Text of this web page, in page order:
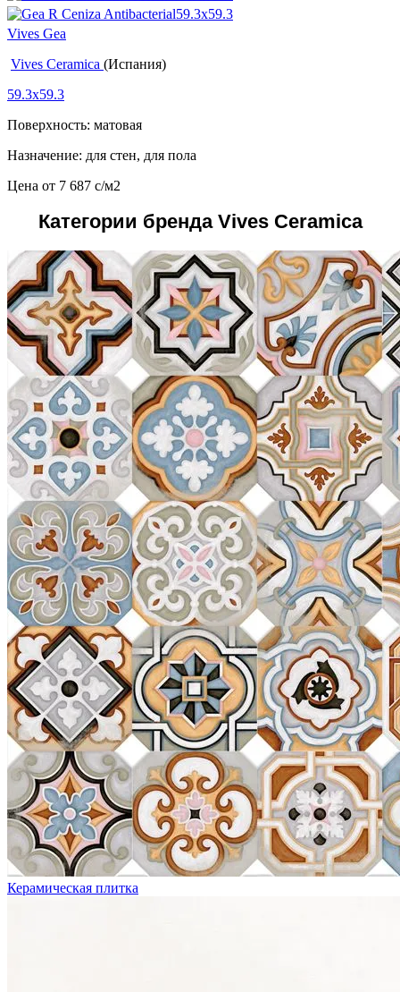
Vives Gea
Vives Ceramica (Испания)
59.3x59.3
Поверхность: матовая
Назначение: для стен, для пола
Цена от 7 687 c/м2
Категории бренда Vives Ceramica
Керамическая плитка